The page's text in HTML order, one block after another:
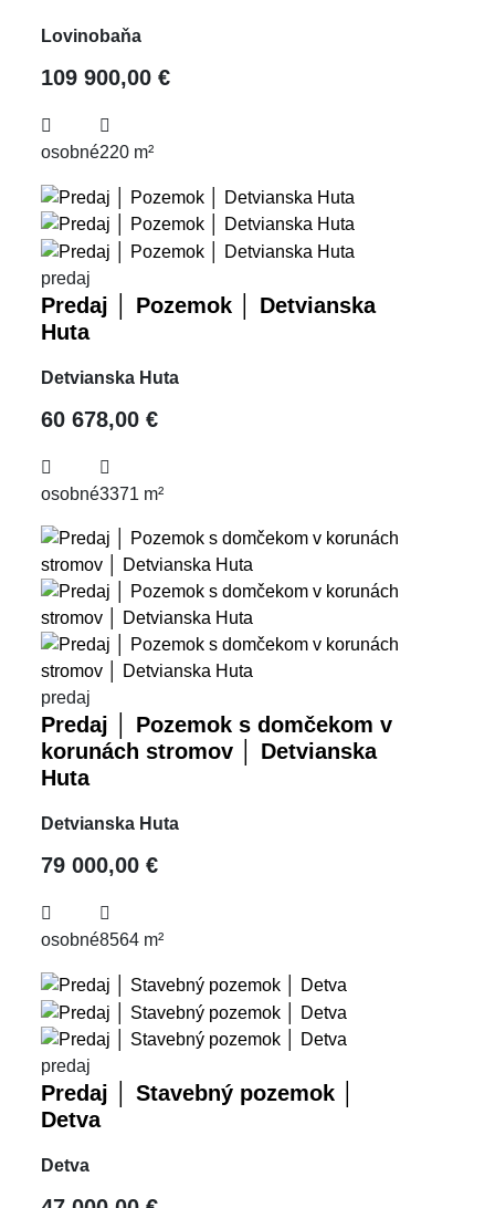
Lovinobaňa
109 900,00 €
osobné220 m²
predaj
Predaj │ Pozemok │ Detvianska
Huta
Detvianska Huta
60 678,00 €
osobné3371 m²
predaj
Predaj │ Pozemok s domčekom v
korunách stromov │ Detvianska
Huta
Detvianska Huta
79 000,00 €
osobné8564 m²
predaj
Predaj │ Stavebný pozemok │
Detva
Detva